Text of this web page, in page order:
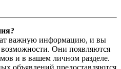
важную информацию, и вы
Они появляются
и в вашем личном разделе.
объявлений предоставляются